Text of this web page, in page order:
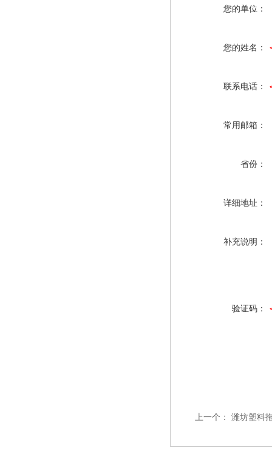
您的单位：
您的姓名：
联系电话：
常用邮箱：
省份：
详细地址：
补充说明：
验证码：
上一个： 潍坊塑料